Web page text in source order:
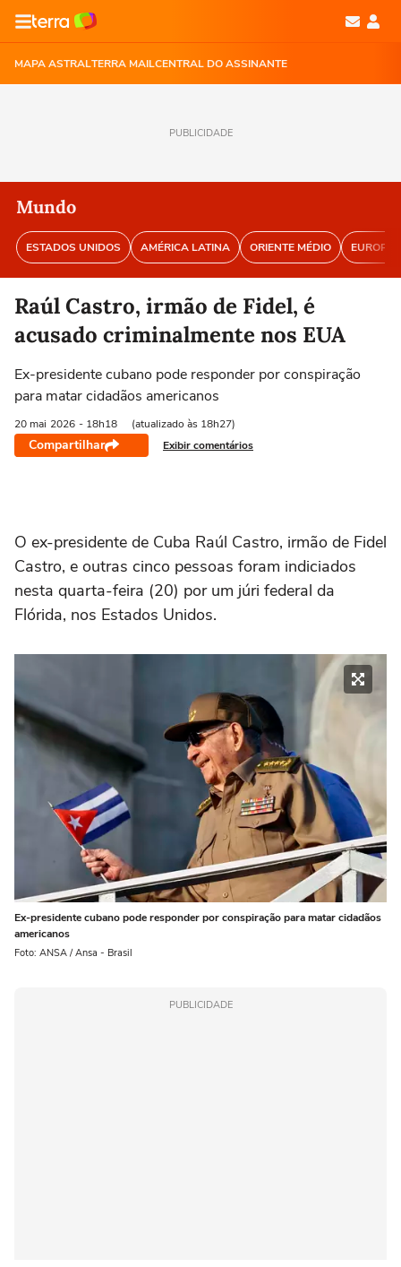
MAPA ASTRALTERRA MAILCENTRAL DO ASSINANTE
PUBLICIDADE
Mundo
ESTADOS UNIDOS AMÉRICA LATINA ORIENTE MÉDIO EUROPA
Raúl Castro, irmão de Fidel, é
acusado criminalmente nos EUA
Ex-presidente cubano pode responder por conspiração
para matar cidadãos americanos
20 mai 2026 - 18h18 (atualizado às 18h27)
Compartilhar Exibir comentários
O ex-presidente de Cuba Raúl Castro, irmão de Fidel
Castro, e outras cinco pessoas foram indiciados
nesta quarta-feira (20) por um júri federal da
Flórida, nos Estados Unidos.
Ex-presidente cubano pode responder por conspiração para matar cidadãos
americanos
Foto: ANSA / Ansa - Brasil
PUBLICIDADE